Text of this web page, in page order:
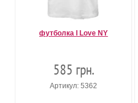
футболка I Love NY
585 грн.
Артикул: 5362